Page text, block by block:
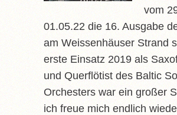
vom
01.05.22 die 16. Ausgabe
am Weissenhäuser Strand
erste Einsatz 2019 als
und Querflötist des Baltic
Orchesters war ein großer
ich freue mich endlich